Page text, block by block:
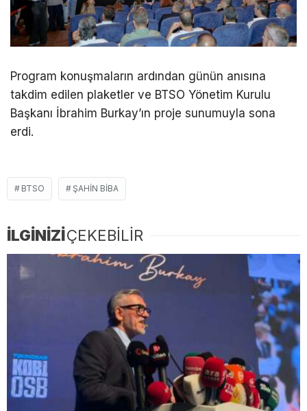
Program konuşmaların ardından günün anısına
takdim edilen plaketler ve BTSO Yönetim Kurulu
Başkanı İbrahim Burkay’ın proje sunumuyla sona
erdi.
BTSO ŞAHIN BIBA
İLGİNİZİÇEKEBİLİR